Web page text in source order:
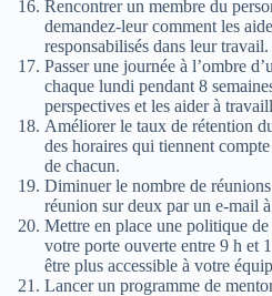
Rencontrer un membre du
demandez-leur comment les
responsabilisés dans leur travail.
Passer une journée à l’ombre
chaque lundi pendant 8
perspectives et les aider à
Améliorer le taux de rétention
des horaires qui tiennent
de chacun.
Diminuer le nombre de
réunion sur deux par un e-mail
Mettre en place une politique
votre porte ouverte entre 9 h et
être plus accessible à votre
Lancer un programme de